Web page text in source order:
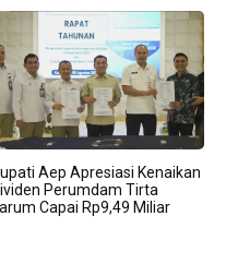
Aep Apresiasi Kenaikan
Perumdam Tirta
Capai Rp9,49 Miliar